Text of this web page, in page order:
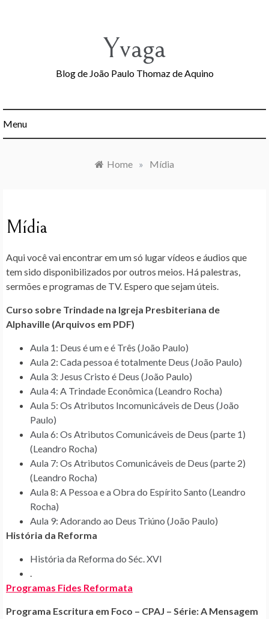
Yvaga
Blog de João Paulo Thomaz de Aquino
Menu
Home » Mídia
Mídia
Aqui você vai encontrar em um só lugar vídeos e áudios que
tem sido disponibilizados por outros meios. Há palestras,
sermões e programas de TV. Espero que sejam úteis.
Curso sobre Trindade na Igreja Presbiteriana de
Alphaville (Arquivos em PDF)
Aula 1: Deus é um e é Três (João Paulo)
Aula 2: Cada pessoa é totalmente Deus (João Paulo)
Aula 3: Jesus Cristo é Deus (João Paulo)
Aula 4: A Trindade Econômica (Leandro Rocha)
Aula 5: Os Atributos Incomunicáveis de Deus (João
Paulo)
Aula 6: Os Atributos Comunicáveis de Deus (parte 1)
(Leandro Rocha)
Aula 7: Os Atributos Comunicáveis de Deus (parte 2)
(Leandro Rocha)
Aula 8: A Pessoa e a Obra do Espírito Santo (Leandro
Rocha)
Aula 9: Adorando ao Deus Triúno (João Paulo)
História da Reforma
História da Reforma do Séc. XVI
.
Programas Fides Reformata
Programa Escritura em Foco – CPAJ – Série: A Mensagem